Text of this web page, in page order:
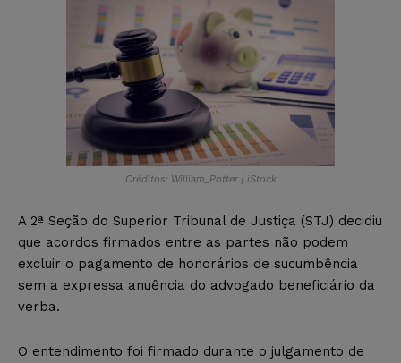
Créditos: William_Potter | iStock
A 2ª Seção do Superior Tribunal de Justiça (STJ) decidiu
que acordos firmados entre as partes não podem
excluir o pagamento de honorários de sucumbência
sem a expressa anuência do advogado beneficiário da
verba.
O entendimento foi firmado durante o julgamento de